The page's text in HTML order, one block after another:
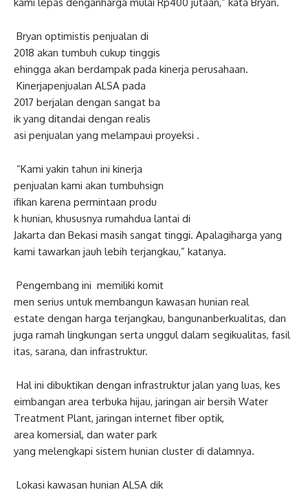
Bryan optimistis penjualan di
2018 akan tumbuh cukup tinggis
ehingga akan berdampak pada kinerja perusahaan.
Kinerjapenjualan ALSA pada
2017 berjalan dengan sangat ba
ik yang ditandai dengan realis
asi penjualan yang melampaui proyeksi .
“Kami yakin tahun ini kinerja
penjualan kami akan tumbuhsign
ifikan karena permintaan produ
k hunian, khususnya rumahdua lantai di
Jakarta dan Bekasi masih sangat tinggi. Apalagiharga yang
kami tawarkan jauh lebih terjangkau,” katanya.
Pengembang ini memiliki komit
men serius untuk membangun kawasan hunian real
estate dengan harga terjangkau, bangunanberkualitas, dan
juga ramah lingkungan serta unggul dalam segikualitas, fasil
itas, sarana, dan infrastruktur.
Hal ini dibuktikan dengan infrastruktur jalan yang luas, kes
eimbangan area terbuka hijau, jaringan air bersih Water
Treatment Plant, jaringan internet fiber optik,
area komersial, dan water park
yang melengkapi sistem hunian cluster di dalamnya.
Lokasi kawasan hunian ALSA dik